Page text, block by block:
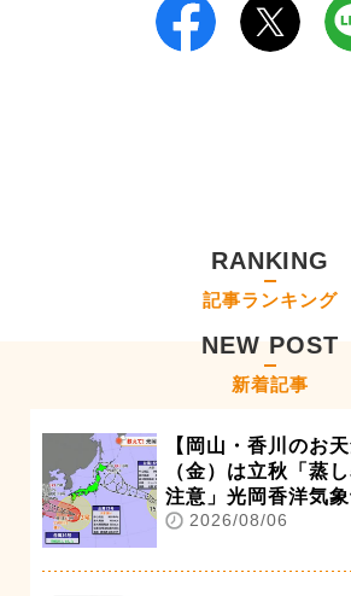
RANKING
記事ランキング
NEW POST
新着記事
【岡山・香川のお
（金）は立秋「蒸
注意」光岡香洋気
2026/08/06